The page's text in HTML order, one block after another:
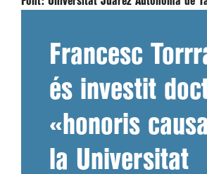
Francesc
és investit
«honoris
la Universitat